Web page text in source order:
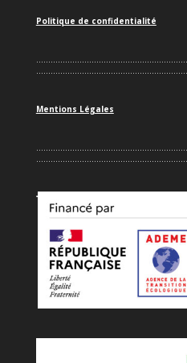
Politique de confidentialité
Mentions Légales